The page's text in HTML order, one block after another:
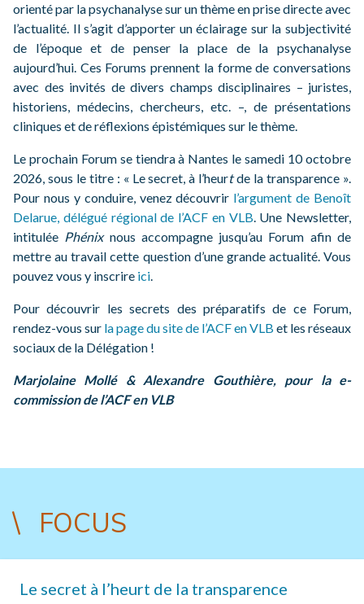
orienté par la psychanalyse sur un thème en prise directe avec
l’actualité. Il s’agit d’apporter un éclairage sur la subjectivité
de l’époque et de penser la place de la psychanalyse
aujourd’hui. Ces Forums prennent la forme de conversations
avec des invités de divers champs disciplinaires – juristes,
historiens, médecins, chercheurs, etc. –, de présentations
cliniques et de réflexions épistémiques sur le thème.
Le prochain Forum se tiendra à Nantes le samedi 10 octobre
2026, sous le titre : « Le secret, à l’heurtde la transparence ».
Pour nous y conduire, venez découvrir l’argument de Benoît
Delarue, délégué régional de l’ACF en VLB. Une Newsletter,
intitulée Phénixnous accompagne jusqu’au Forum afin de
mettre au travail cette question d’une grande actualité. Vous
pouvez vous y inscrire ici.
Pour découvrir les secrets des préparatifs de ce Forum,
rendez-vous sur la page du site de l’ACF en VLB et les réseaux
sociaux de la Délégation !
Marjolaine Mollé & Alexandre Gouthière, pour la e-
commission de l’ACF en VLB
FOCUS
Le secret à l’heurt de la transparence